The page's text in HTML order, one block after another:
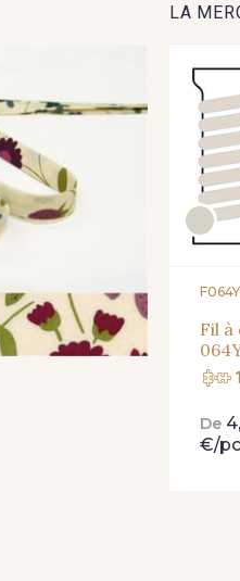
LA
Fil
De
€/pc